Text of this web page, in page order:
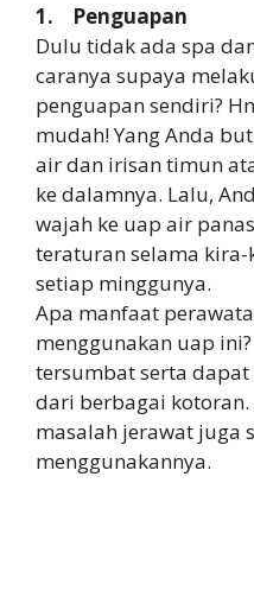
1. Penguapan
Dulu tidak ada spa
caranya supaya
penguapan sendiri?
mudah! Yang Anda
air dan irisan timun
ke dalamnya. Lalu,
wajah ke uap air
teraturan selama
setiap minggunya.
Apa manfaat
menggunakan uap
tersumbat serta
dari berbagai kotoran.
masalah jerawat juga
menggunakannya.